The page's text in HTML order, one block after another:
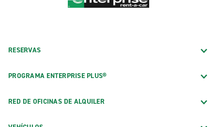
RESERVAS
PROGRAMA ENTERPRISE PLUS®
RED DE OFICINAS DE ALQUILER